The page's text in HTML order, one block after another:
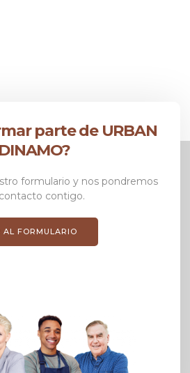
parte de URBAN
DINAMO?
formulario y nos pondremos
contigo.
AL FORMULARIO